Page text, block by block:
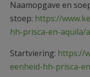
Naamopgave en
stoep: https://
hh-prisca-en-aquila/
Startviering: https://
eenheid-hh-prisca-